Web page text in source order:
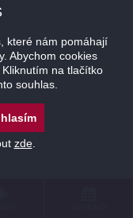
které nám pomáhají
Abychom cookies
na tlačítko
souhlas.
zde.